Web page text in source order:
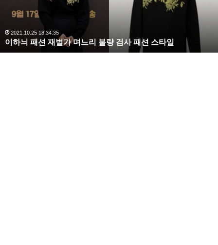
며
느
리
2021.10.25 18:34:35
이하늬 패션 재벌가 며느리 불량 검사 패션 스타일